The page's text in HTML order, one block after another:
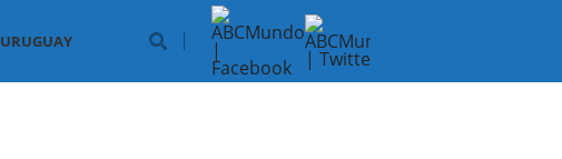
URUGUAY